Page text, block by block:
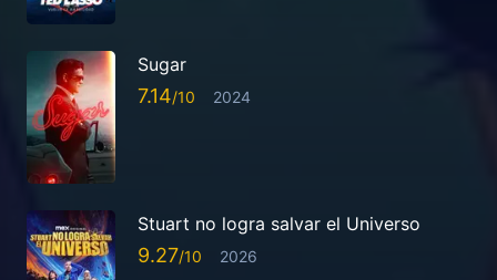
Sugar
7.14 2024
Stuart no logra salvar el Universo
9.27 2026